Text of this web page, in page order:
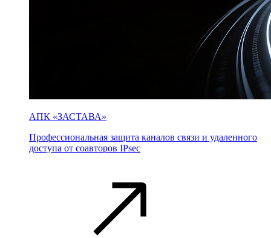
АПК «ЗАСТАВА»
Профессиональная защита каналов связи и удаленного
доступа от соавторов IPsec